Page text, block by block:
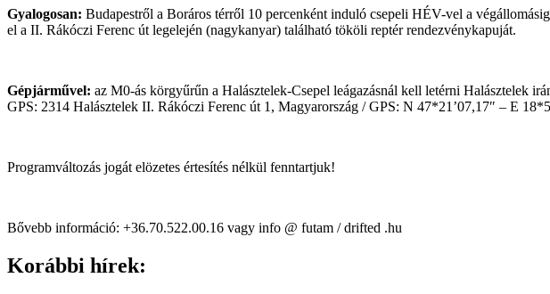
Gyalogosan: Budapestről a Boráros térről 10 percenként induló csepeli HÉV-vel a
el a II. Rákóczi Ferenc út legelején (nagykanyar) található tököli reptér rendezvénykapuját.
Gépjárművel: az M0-ás körgyűrűn a Halásztelek-Csepel leágazásnál kell letérni Halásztelek
GPS: 2314 Halásztelek II. Rákóczi Ferenc út 1, Magyarország / GPS: N 47*21’07,17″ – E
Programváltozás jogát elözetes értesítés nélkül fenntartjuk!
Bővebb információ: +36.70.522.00.16 vagy info @ futam / drifted .hu
Korábbi hírek: